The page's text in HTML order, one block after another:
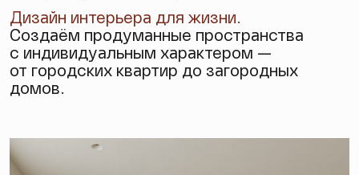
Дизайн интерьера для жизни.
Создаём продуманные пространства
с индивидуальным характером —
от городских квартир до загородных
домов.